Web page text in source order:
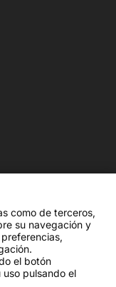
como de terceros,
su navegación y
el botón
uso pulsando el
de privacidad
de venta
y devoluciones